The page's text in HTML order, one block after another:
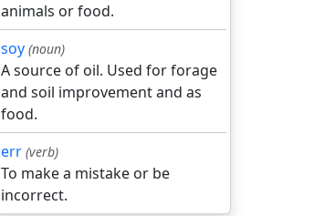
animals or food.
soy (noun)
A source of oil. Used for forage
and soil improvement and as
food.
err (verb)
To make a mistake or be
incorrect.